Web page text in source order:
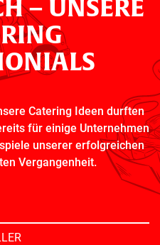
– UNSERE
Catering Ideen durften
für einige Unternehmen
unserer erfolgreichen
Vergangenheit.